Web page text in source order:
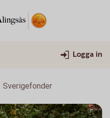
Logga in
Sverigefonder